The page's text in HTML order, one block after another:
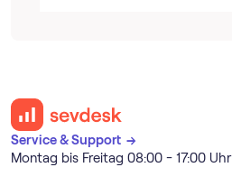
Service & Support →
Montag bis Freitag 08:00 - 17:00 Uhr